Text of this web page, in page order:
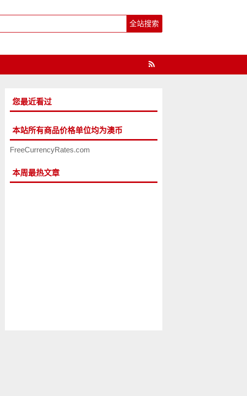
您最近看过
本站所有商品价格单位均为澳币
FreeCurrencyRates.com
本周最热文章